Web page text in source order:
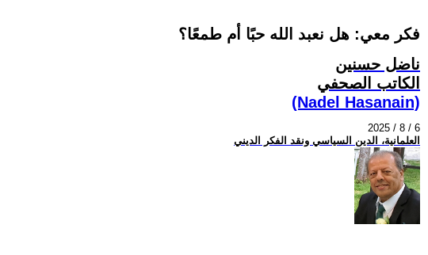
فكر معي: هل نعبد الله حبًا أم طمعًا؟
ناضل حسنين
الكاتب الصحفي
(Nadel Hasanain)
2025 / 8 / 6
العلمانية، الدين السياسي ونقد الفكر الديني